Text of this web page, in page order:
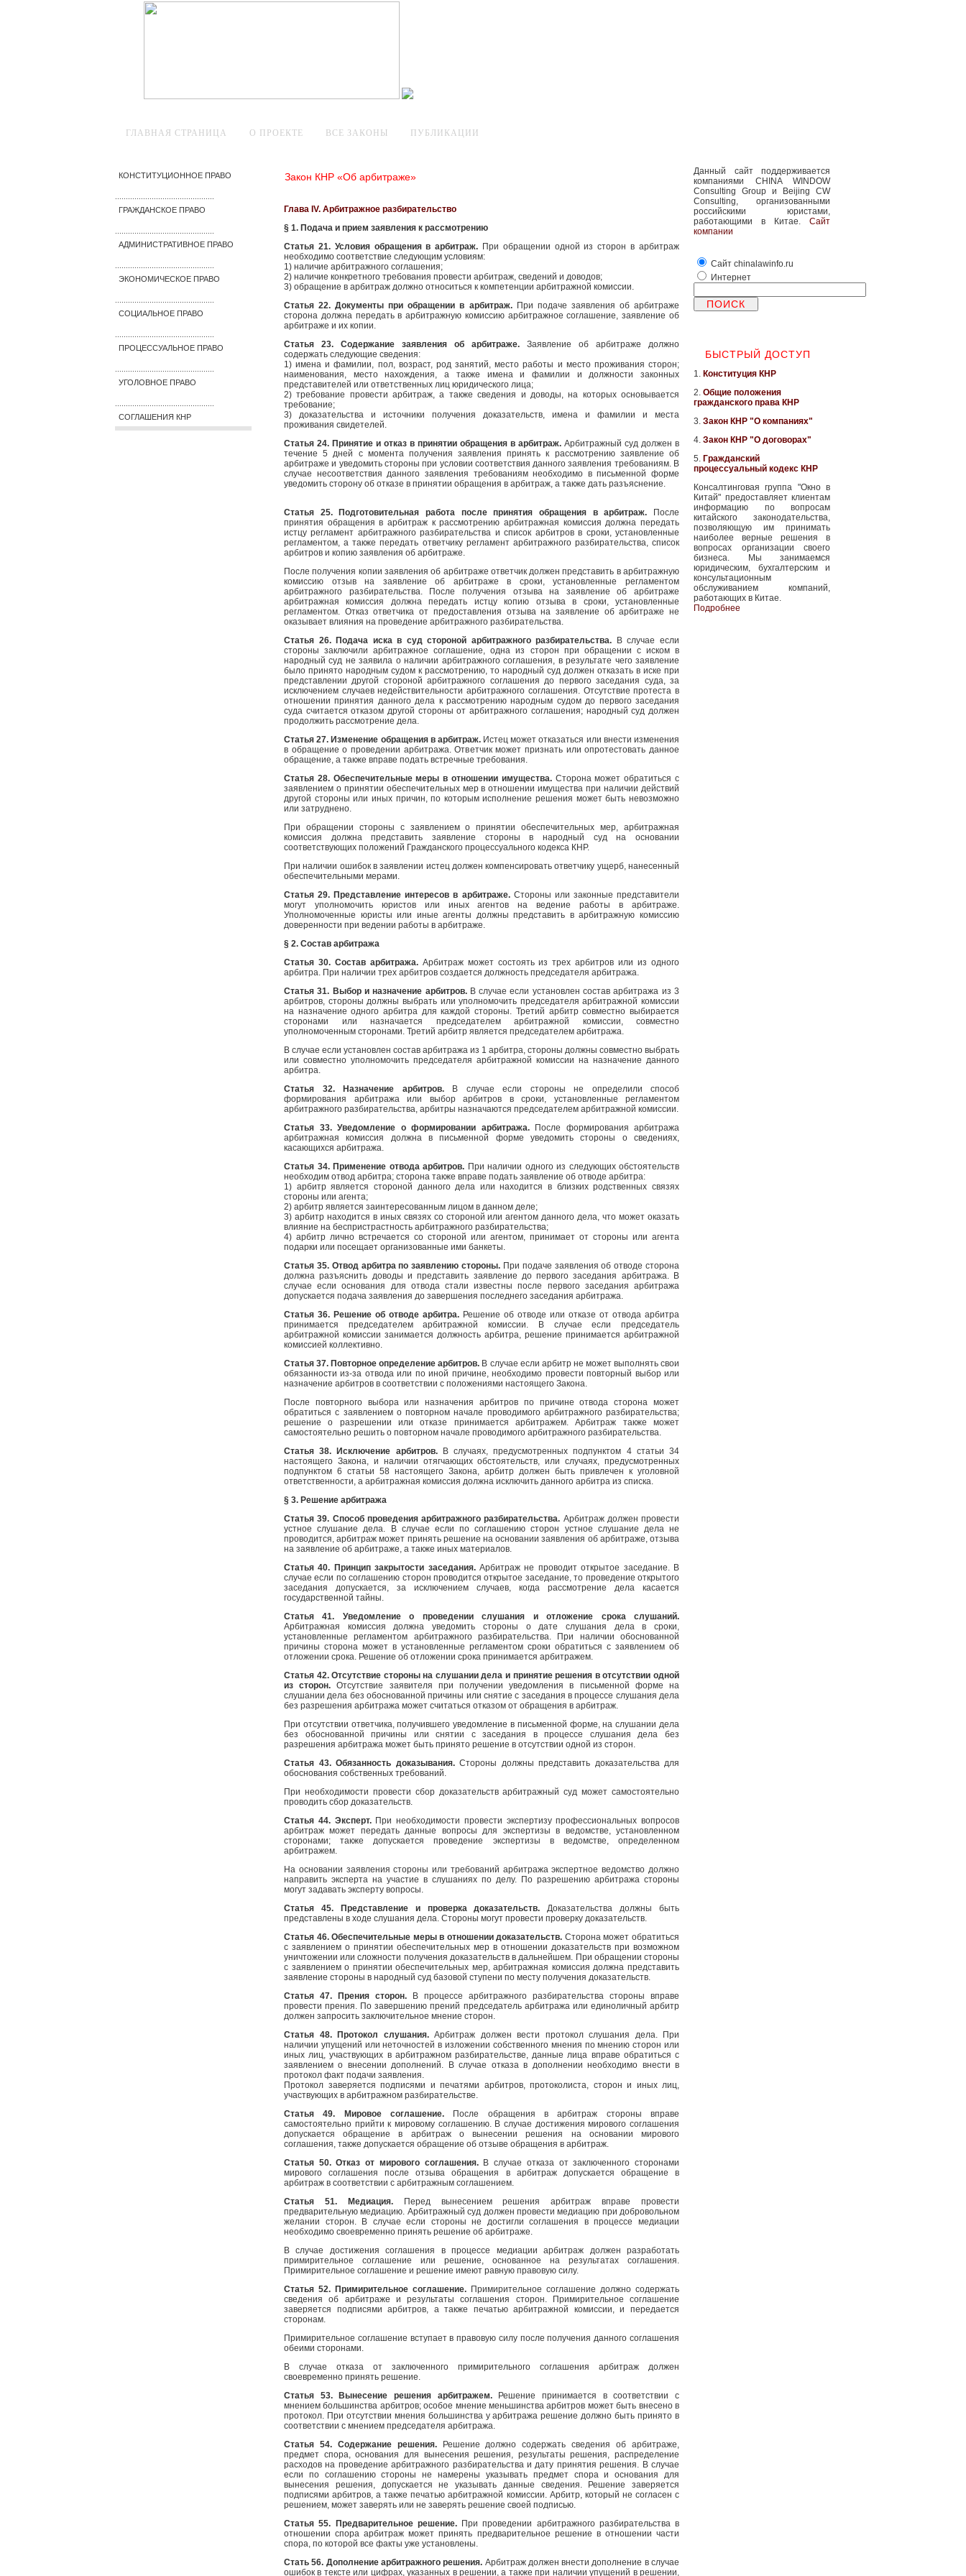
ГЛАВНАЯ СТРАНИЦА О ПРОЕКТЕ ВСЕ ЗАКОНЫ ПУБЛИКАЦИИ
КОНСТИТУЦИОННОЕ ПРАВО
ГРАЖДАНСКОЕ ПРАВО
АДМИНИСТРАТИВНОЕ ПРАВО
ЭКОНОМИЧЕСКОЕ ПРАВО
СОЦИАЛЬНОЕ ПРАВО
ПРОЦЕССУАЛЬНОЕ ПРАВО
УГОЛОВНОЕ ПРАВО
СОГЛАШЕНИЯ КНР
Закон КНР «Об арбитраже»
Глава IV. Арбитражное разбирательство
§ 1. Подача и прием заявления к рассмотрению
Статья 21. Условия обращения в арбитраж. При обращении одной из сторон в арбитраж
необходимо соответствие следующим условиям:
1) наличие арбитражного соглашения;
2) наличие конкретного требования провести арбитраж, сведений и доводов;
3) обращение в арбитраж должно относиться к компетенции арбитражной комиссии.
Статья 22. Документы при обращении в арбитраж. При подаче заявления об арбитраже
сторона должна передать в арбитражную комиссию арбитражное соглашение, заявление об
арбитраже и их копии.
Статья 23. Содержание заявления об арбитраже. Заявление об арбитраже должно
содержать следующие сведения:
1) имена и фамилии, пол, возраст, род занятий, место работы и место проживания сторон;
наименования, место нахождения, а также имена и фамилии и должности законных
представителей или ответственных лиц юридического лица;
2) требование провести арбитраж, а также сведения и доводы, на которых основывается
требование;
3) доказательства и источники получения доказательств, имена и фамилии и места
проживания свидетелей.
Статья 24. Принятие и отказ в принятии обращения в арбитраж. Арбитражный суд должен в
течение 5 дней с момента получения заявления принять к рассмотрению заявление об
арбитраже и уведомить стороны при условии соответствия данного заявления требованиям. В
случае несоответствия данного заявления требованиям необходимо в письменной форме
уведомить сторону об отказе в принятии обращения в арбитраж, а также дать разъяснение.
Статья 25. Подготовительная работа после принятия обращения в арбитраж. После
принятия обращения в арбитраж к рассмотрению арбитражная комиссия должна передать
истцу регламент арбитражного разбирательства и список арбитров в сроки, установленные
регламентом, а также передать ответчику регламент арбитражного разбирательства, список
арбитров и копию заявления об арбитраже.
После получения копии заявления об арбитраже ответчик должен представить в арбитражную
комиссию отзыв на заявление об арбитраже в сроки, установленные регламентом
арбитражного разбирательства. После получения отзыва на заявление об арбитраже
арбитражная комиссия должна передать истцу копию отзыва в сроки, установленные
регламентом. Отказ ответчика от предоставления отзыва на заявление об арбитраже не
оказывает влияния на проведение арбитражного разбирательства.
Статья 26. Подача иска в суд стороной арбитражного разбирательства. В случае если
стороны заключили арбитражное соглашение, одна из сторон при обращении с иском в
народный суд не заявила о наличии арбитражного соглашения, в результате чего заявление
было принято народным судом к рассмотрению, то народный суд должен отказать в иске при
представлении другой стороной арбитражного соглашения до первого заседания суда, за
исключением случаев недействительности арбитражного соглашения. Отсутствие протеста в
отношении принятия данного дела к рассмотрению народным судом до первого заседания
суда считается отказом другой стороны от арбитражного соглашения; народный суд должен
продолжить рассмотрение дела.
Статья 27. Изменение обращения в арбитраж. Истец может отказаться или внести изменения
в обращение о проведении арбитража. Ответчик может признать или опротестовать данное
обращение, а также вправе подать встречные требования.
Статья 28. Обеспечительные меры в отношении имущества. Сторона может обратиться с
заявлением о принятии обеспечительных мер в отношении имущества при наличии действий
другой стороны или иных причин, по которым исполнение решения может быть невозможно
или затруднено.
При обращении стороны с заявлением о принятии обеспечительных мер, арбитражная
комиссия должна представить заявление стороны в народный суд на основании
соответствующих положений Гражданского процессуального кодекса КНР.
При наличии ошибок в заявлении истец должен компенсировать ответчику ущерб, нанесенный
обеспечительными мерами.
Статья 29. Представление интересов в арбитраже. Стороны или законные представители
могут уполномочить юристов или иных агентов на ведение работы в арбитраже.
Уполномоченные юристы или иные агенты должны представить в арбитражную комиссию
доверенности при ведении работы в арбитраже.
§ 2. Состав арбитража
Статья 30. Состав арбитража. Арбитраж может состоять из трех арбитров или из одного
арбитра. При наличии трех арбитров создается должность председателя арбитража.
Статья 31. Выбор и назначение арбитров. В случае если установлен состав арбитража из 3
арбитров, стороны должны выбрать или уполномочить председателя арбитражной комиссии
на назначение одного арбитра для каждой стороны. Третий арбитр совместно выбирается
сторонами или назначается председателем арбитражной комиссии, совместно
уполномоченным сторонами. Третий арбитр является председателем арбитража.
В случае если установлен состав арбитража из 1 арбитра, стороны должны совместно выбрать
или совместно уполномочить председателя арбитражной комиссии на назначение данного
арбитра.
Статья 32. Назначение арбитров. В случае если стороны не определили способ
формирования арбитража или выбор арбитров в сроки, установленные регламентом
арбитражного разбирательства, арбитры назначаются председателем арбитражной комиссии.
Статья 33. Уведомление о формировании арбитража. После формирования арбитража
арбитражная комиссия должна в письменной форме уведомить стороны о сведениях,
касающихся арбитража.
Статья 34. Применение отвода арбитров. При наличии одного из следующих обстоятельств
необходим отвод арбитра; сторона также вправе подать заявление об отводе арбитра:
1) арбитр является стороной данного дела или находится в близких родственных связях
стороны или агента;
2) арбитр является заинтересованным лицом в данном деле;
3) арбитр находится в иных связях со стороной или агентом данного дела, что может оказать
влияние на беспристрастность арбитражного разбирательства;
4) арбитр лично встречается со стороной или агентом, принимает от стороны или агента
подарки или посещает организованные ими банкеты.
Статья 35. Отвод арбитра по заявлению стороны. При подаче заявления об отводе сторона
должна разъяснить доводы и представить заявление до первого заседания арбитража. В
случае если основания для отвода стали известны после первого заседания арбитража
допускается подача заявления до завершения последнего заседания арбитража.
Статья 36. Решение об отводе арбитра. Решение об отводе или отказе от отвода арбитра
принимается председателем арбитражной комиссии. В случае если председатель
арбитражной комиссии занимается должность арбитра, решение принимается арбитражной
комиссией коллективно.
Статья 37. Повторное определение арбитров. В случае если арбитр не может выполнять свои
обязанности из-за отвода или по иной причине, необходимо провести повторный выбор или
назначение арбитров в соответствии с положениями настоящего Закона.
После повторного выбора или назначения арбитров по причине отвода сторона может
обратиться с заявлением о повторном начале проводимого арбитражного разбирательства;
решение о разрешении или отказе принимается арбитражем. Арбитраж также может
самостоятельно решить о повторном начале проводимого арбитражного разбирательства.
Статья 38. Исключение арбитров. В случаях, предусмотренных подпунктом 4 статьи 34
настоящего Закона, и наличии отягчающих обстоятельств, или случаях, предусмотренных
подпунктом 6 статьи 58 настоящего Закона, арбитр должен быть привлечен к уголовной
ответственности, а арбитражная комиссия должна исключить данного арбитра из списка.
§ 3. Решение арбитража
Статья 39. Способ проведения арбитражного разбирательства. Арбитраж должен провести
устное слушание дела. В случае если по соглашению сторон устное слушание дела не
проводится, арбитраж может принять решение на основании заявления об арбитраже, отзыва
на заявление об арбитраже, а также иных материалов.
Статья 40. Принцип закрытости заседания.Арбитраж не проводит открытое заседание. В
случае если по соглашению сторон проводится открытое заседание, то проведение открытого
заседания допускается, за исключением случаев, когда рассмотрение дела касается
государственной тайны.
Статья 41. Уведомление о проведении слушания и отложение срока слушаний.
Арбитражная комиссия должна уведомить стороны о дате слушания дела в сроки,
установленные регламентом арбитражного разбирательства. При наличии обоснованной
причины сторона может в установленные регламентом сроки обратиться с заявлением об
отложении срока. Решение об отложении срока принимается арбитражем.
Статья 42. Отсутствие стороны на слушании дела и принятие решения в отсутствии одной
из сторон.Отсутствие заявителя при получении уведомления в письменной форме на
слушании дела без обоснованной причины или снятие с заседания в процессе слушания дела
без разрешения арбитража может считаться отказом от обращения в арбитраж.
При отсутствии ответчика, получившего уведомление в письменной форме, на слушании дела
без обоснованной причины или снятии с заседания в процессе слушания дела без
разрешения арбитража может быть принято решение в отсутствии одной из сторон.
Статья 43. Обязанность доказывания. Стороны должны представить доказательства для
обоснования собственных требований.
При необходимости провести сбор доказательств арбитражный суд может самостоятельно
проводить сбор доказательств.
Статья 44. Эксперт.При необходимости провести экспертизу профессиональных вопросов
арбитраж может передать данные вопросы для экспертизы в ведомстве, установленном
сторонами; также допускается проведение экспертизы в ведомстве, определенном
арбитражем.
На основании заявления стороны или требований арбитража экспертное ведомство должно
направить эксперта на участие в слушаниях по делу. По разрешению арбитража стороны
могут задавать эксперту вопросы.
Статья 45. Представление и проверка доказательств. Доказательства должны быть
представлены в ходе слушания дела. Стороны могут провести проверку доказательств.
Статья 46. Обеспечительные меры в отношении доказательств. Сторона может обратиться
с заявлением о принятии обеспечительных мер в отношении доказательств при возможном
уничтожении или сложности получения доказательств в дальнейшем. При обращении стороны
с заявлением о принятии обеспечительных мер, арбитражная комиссия должна представить
заявление стороны в народный суд базовой ступени по месту получения доказательств.
Статья 47. Прения сторон. В процессе арбитражного разбирательства стороны вправе
провести прения. По завершению прений председатель арбитража или единоличный арбитр
должен запросить заключительное мнение сторон.
Статья 48. Протокол слушания. Арбитраж должен вести протокол слушания дела. При
наличии упущений или неточностей в изложении собственного мнения по мнению сторон или
иных лиц, участвующих в арбитражном разбирательстве, данные лица вправе обратиться с
заявлением о внесении дополнений. В случае отказа в дополнении необходимо внести в
протокол факт подачи заявления.
Протокол заверяется подписями и печатями арбитров, протоколиста, сторон и иных лиц,
участвующих в арбитражном разбирательстве.
Статья 49. Мировое соглашение. После обращения в арбитраж стороны вправе
самостоятельно прийти к мировому соглашению. В случае достижения мирового соглашения
допускается обращение в арбитраж о вынесении решения на основании мирового
соглашения, также допускается обращение об отзыве обращения в арбитраж.
Статья 50. Отказ от мирового соглашения. В случае отказа от заключенного сторонами
мирового соглашения после отзыва обращения в арбитраж допускается обращение в
арбитраж в соответствии с арбитражным соглашением.
Статья 51. Медиация. Перед вынесением решения арбитраж вправе провести
предварительную медиацию. Арбитражный суд должен провести медиацию при добровольном
желании сторон. В случае если стороны не достигли соглашения в процессе медиации
необходимо своевременно принять решение об арбитраже.
В случае достижения соглашения в процессе медиации арбитраж должен разработать
примирительное соглашение или решение, основанное на результатах соглашения.
Примирительное соглашение и решение имеют равную правовую силу.
Статья 52. Примирительное соглашение. Примирительное соглашение должно содержать
сведения об арбитраже и результаты соглашения сторон. Примирительное соглашение
заверяется подписями арбитров, а также печатью арбитражной комиссии, и передается
сторонам.
Примирительное соглашение вступает в правовую силу после получения данного соглашения
обеими сторонами.
В случае отказа от заключенного примирительного соглашения арбитраж должен
своевременно принять решение.
Статья 53. Вынесение решения арбитражем. Решение принимается в соответствии с
мнением большинства арбитров; особое мнение меньшинства арбитров может быть внесено в
протокол. При отсутствии мнения большинства у арбитража решение должно быть принято в
соответствии с мнением председателя арбитража.
Статья 54. Содержание решения.Решение должно содержать сведения об арбитраже,
предмет спора, основания для вынесения решения, результаты решения, распределение
расходов на проведение арбитражного разбирательства и дату принятия решения. В случае
если по соглашению стороны не намерены указывать предмет спора и основания для
вынесения решения, допускается не указывать данные сведения. Решение заверяется
подписями арбитров, а также печатью арбитражной комиссии. Арбитр, который не согласен с
решением, может заверять или не заверять решение своей подписью.
Статья 55. Предварительное решение. При проведении арбитражного разбирательства в
отношении спора арбитраж может принять предварительное решение в отношении части
спора, по которой все факты уже установлены.
Стать 56. Дополнение арбитражного решения. Арбитраж должен внести дополнение в случае
ошибок в тексте или цифрах, указанных в решении, а также при наличии упущений в решении,
Данный сайт поддерживается
компаниями CHINA WINDOW
Consulting Group и Beijing CW
Consulting, организованными
российскими юристами,
работающими в Китае. Сайт
компании
Сайт chinalawinfo.ru
Интернет
БЫСТРЫЙ ДОСТУП
1. Конституция КНР
2. Общие положения
гражданского права КНР
3. Закон КНР "О компаниях"
4. Закон КНР "О договорах"
5. Гражданский
процессуальный кодекс КНР
Консалтинговая группа "Окно в
Китай" предоставляет клиентам
информацию по вопросам
китайского законодательства,
позволяющую им принимать
наиболее верные решения в
вопросах организации своего
бизнеса. Мы занимаемся
юридическим, бухгалтерским и
консультационным
обслуживанием компаний,
работающих в Китае.
Подробнее